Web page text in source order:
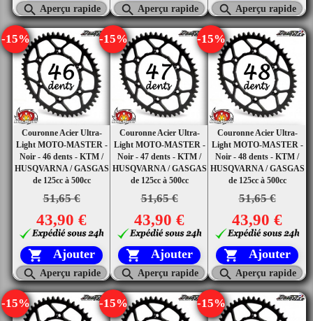
 Aperçu rapide  Aperçu rapide  Aperçu rapide
Couronne Acier Ultra-
Light MOTO-MASTER -
Noir - 46 dents - KTM /
HUSQVARNA / GASGAS
de 125cc à 500cc
51,65 €
-15%
43,90 €
 Ajouter
 Aperçu rapide
Couronne Acier Ultra-
Light MOTO-MASTER -
Noir - 47 dents - KTM /
HUSQVARNA / GASGAS
de 125cc à 500cc
51,65 €
-15%
43,90 €
 Ajouter
 Aperçu rapide
Couronne Acier Ultra-
Light MOTO-MASTER -
Noir - 48 dents - KTM /
HUSQVARNA / GASGAS
de 125cc à 500cc
51,65 €
-15%
43,90 €
 Ajouter
 Aperçu rapide
-15% -15% -15%